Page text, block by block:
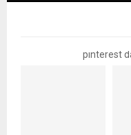
pinterest